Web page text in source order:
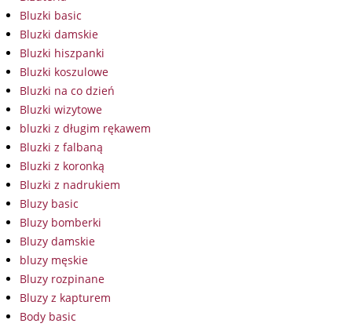
Bluzki basic
Bluzki damskie
Bluzki hiszpanki
Bluzki koszulowe
Bluzki na co dzień
Bluzki wizytowe
bluzki z długim rękawem
Bluzki z falbaną
Bluzki z koronką
Bluzki z nadrukiem
Bluzy basic
Bluzy bomberki
Bluzy damskie
bluzy męskie
Bluzy rozpinane
Bluzy z kapturem
Body basic